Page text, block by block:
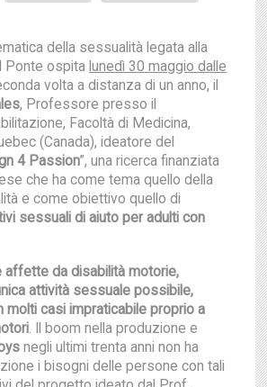
della sessualità legata alla
Ponte ospita lunedì 30 maggio dalle
volta a distanza di un anno, il
, Professore presso il
Facoltà di Medicina,
(Canada), ideatore del
4 Passion”, una ricerca finanziata
che ha come tema quello della
e come obiettivo quello di
sessuali di aiuto per adulti con
affette da disabilità motorie,
attività sessuale possibile,
molti casi impraticabile proprio a
. Il boom nella produzione e
negli ultimi trenta anni non ha
i bisogni delle persone con tali